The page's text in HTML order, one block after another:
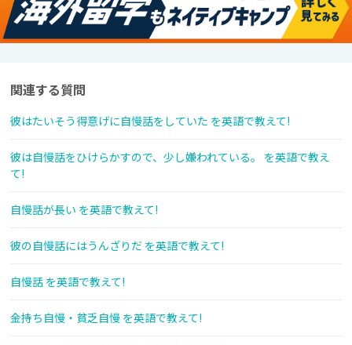
関連する質問
彼はたいそう得意げに自慢話をしていた を英語で教えて!
彼は自慢話をひけらかすので、少し嫌われている。 を英語で教え
て!
自慢話が長い を英語で教えて!
彼の自慢話にはうんざりだ を英語で教えて!
自慢話 を英語で教えて!
金持ち自慢・貧乏自慢 を英語で教えて!